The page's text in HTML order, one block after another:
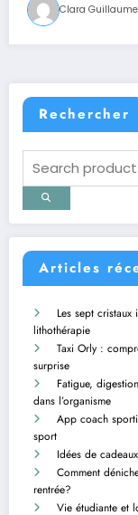
Clara Guillaume
Rechercher
Articles
Les sept
lithothérapie
Taxi Orly :
surprise
Fatigue,
dans l’organisme
App coach
sport
Idées de
Comment
rentrée?
Vie étudiante et